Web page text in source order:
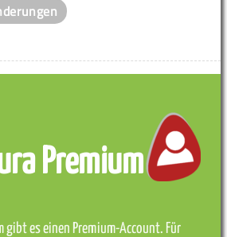
Premium
gibt es einen Premium-Account. Für